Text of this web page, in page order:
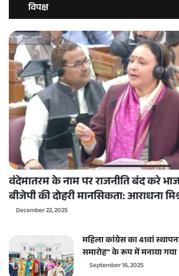
विपक्ष
वंदेमातरम के नाम पर राजनीति बंद करे
बीजेपी की दोहरी मानसिकता: आराधना
December 22, 2025
महिला कांग्रेस का 41वां
समारोह” के रूप में मनाया गया
September 16, 2025